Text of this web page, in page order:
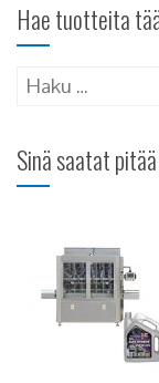
Hae tuotteita
Haku:
Sinä saatat pitää